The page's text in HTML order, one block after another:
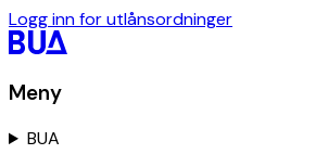
Logg inn for utlånsordninger
Meny
BUA